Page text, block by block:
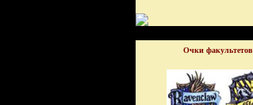
Очки факультетов